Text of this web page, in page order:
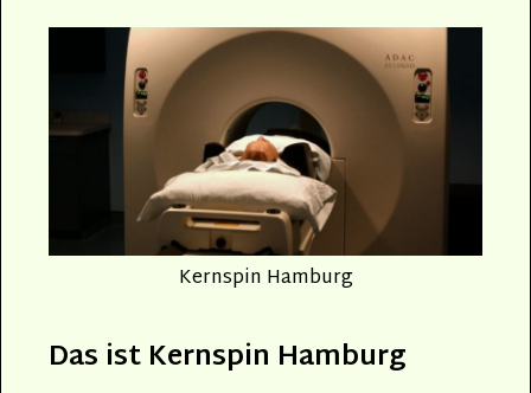
Kernspin Hamburg
Das ist Kernspin Hamburg